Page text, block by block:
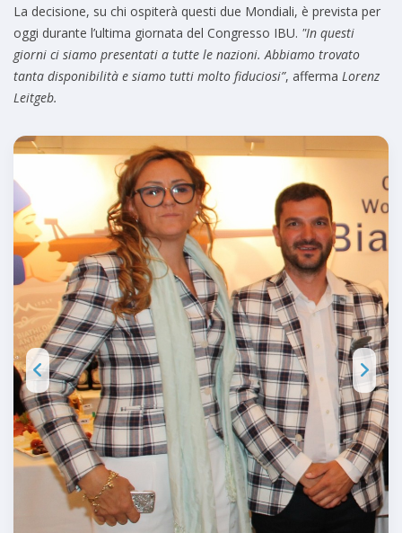
La decisione, su chi ospiterà questi due Mondiali, è prevista per
oggi durante l’ultima giornata del Congresso IBU. "In questi
giorni ci siamo presentati a tutte le nazioni. Abbiamo trovato
tanta disponibilità e siamo tutti molto fiduciosi”, afferma Lorenz
Leitgeb.